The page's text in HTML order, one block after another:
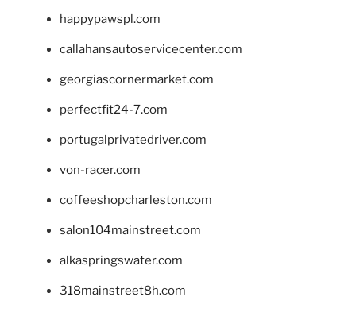
happypawspl.com
callahansautoservicecenter.com
georgiascornermarket.com
perfectfit24-7.com
portugalprivatedriver.com
von-racer.com
coffeeshopcharleston.com
salon104mainstreet.com
alkaspringswater.com
318mainstreet8h.com